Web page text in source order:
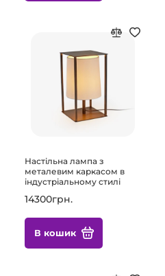
Настільна лампа з
металевим каркасом в
індустріальному стилі
14300грн.
В кошик